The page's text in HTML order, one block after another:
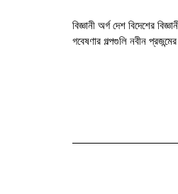
বিজ্ঞানী অর্গ দেশ বিদেশের
গবেষণার গল্পগুলি নবীন